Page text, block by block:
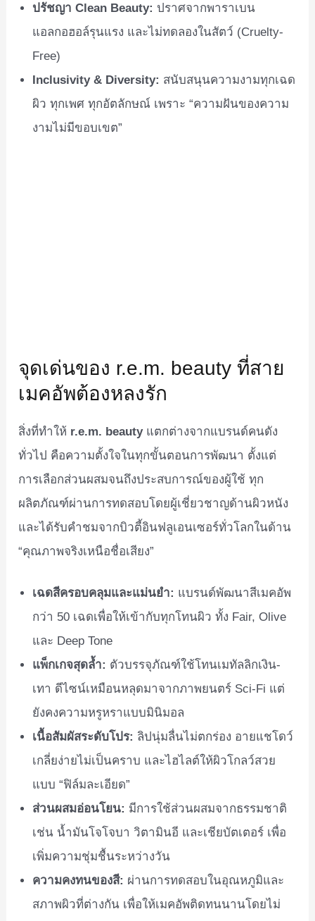
ปรัชญา Clean Beauty: ปราศจากพาราเบน
แอลกอฮอล์รุนแรง และไม่ทดลองในสัตว์ (Cruelty-
Free)
Inclusivity & Diversity: สนับสนุนความงามทุกเฉด
ผิว ทุกเพศ ทุกอัตลักษณ์ เพราะ “ความฝันของความ
งามไม่มีขอบเขต”
จุดเด่นของ r.e.m. beauty ที่สาย
เมคอัพต้องหลงรัก
สิ่งที่ทำให้ r.e.m. beautyแตกต่างจากแบรนด์คนดัง
ทั่วไป คือความตั้งใจในทุกขั้นตอนการพัฒนา ตั้งแต่
การเลือกส่วนผสมจนถึงประสบการณ์ของผู้ใช้ ทุก
ผลิตภัณฑ์ผ่านการทดสอบโดยผู้เชี่ยวชาญด้านผิวหนัง
และได้รับคำชมจากบิวตี้อินฟลูเอนเซอร์ทั่วโลกในด้าน
“คุณภาพจริงเหนือชื่อเสียง”
เฉดสีครอบคลุมและแม่นยำ: แบรนด์พัฒนาสีเมคอัพ
กว่า 50 เฉดเพื่อให้เข้ากับทุกโทนผิว ทั้ง Fair, Olive
และ Deep Tone
แพ็กเกจสุดล้ำ: ตัวบรรจุภัณฑ์ใช้โทนเมทัลลิกเงิน-
เทา ดีไซน์เหมือนหลุดมาจากภาพยนตร์ Sci-Fi แต่
ยังคงความหรูหราแบบมินิมอล
เนื้อสัมผัสระดับโปร: ลิปนุ่มลื่นไม่ตกร่อง อายแชโดว์
เกลี่ยง่ายไม่เป็นคราบ และไฮไลต์ให้ผิวโกลว์สวย
แบบ “ฟิล์มละเอียด”
ส่วนผสมอ่อนโยน: มีการใช้ส่วนผสมจากธรรมชาติ
เช่น น้ำมันโจโจบา วิตามินอี และเชียบัตเตอร์ เพื่อ
เพิ่มความชุ่มชื้นระหว่างวัน
ความคงทนของสี: ผ่านการทดสอบในอุณหภูมิและ
สภาพผิวที่ต่างกัน เพื่อให้เมคอัพติดทนนานโดยไม่